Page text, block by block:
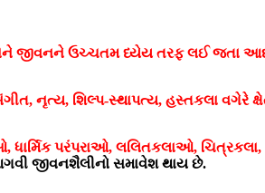
જીવનને ઉચ્ચતમ ધ્યેય તરફ લઈ જતા
નૃત્ય, શિલ્પ-સ્થાપત્ય, હસ્તકલા વગેરે
ધાર્મિક પરંપરાઓ, લલિતકલાઓ,
જીવનશૈલીનો સમાવેશ થાય છે.